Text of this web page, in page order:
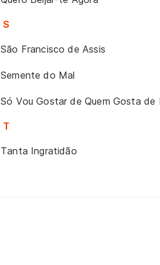
S
São Francisco de Assis
Semente do Mal
Só Vou Gostar de Quem Gosta de
T
Tanta Ingratidão